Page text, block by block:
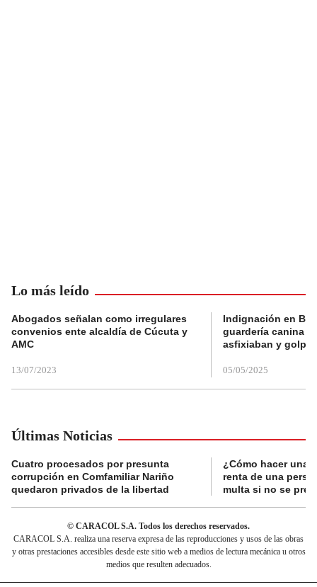
Lo más leído
Abogados señalan como irregulares
convenios ente alcaldía de Cúcuta y
AMC
13/07/2023
Indignación en
guardería canina
asfixiaban y
05/05/2025
Últimas Noticias
Cuatro procesados por presunta
corrupción en Comfamiliar Nariño
quedaron privados de la libertad
¿Cómo hacer una
renta de una
multa si no se
© CARACOL S.A. Todos los derechos reservados.
CARACOL S.A. realiza una reserva expresa de las reproducciones y usos de las obras
y otras prestaciones accesibles desde este sitio web a medios de lectura mecánica u otros
medios que resulten adecuados.